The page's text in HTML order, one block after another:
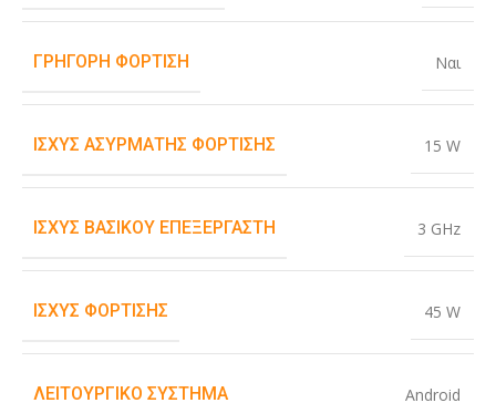
ΓΡΉΓΟΡΗ ΦΌΡΤΙΣΗ Ναι
ΙΣΧΎΣ ΑΣΎΡΜΑΤΗΣ ΦΌΡΤΙΣΗΣ 15 W
ΙΣΧΎΣ ΒΑΣΙΚΟΎ ΕΠΕΞΕΡΓΑΣΤΉ 3 GHz
ΙΣΧΎΣ ΦΌΡΤΙΣΗΣ 45 W
ΛΕΙΤΟΥΡΓΙΚΌ ΣΎΣΤΗΜΑ Android